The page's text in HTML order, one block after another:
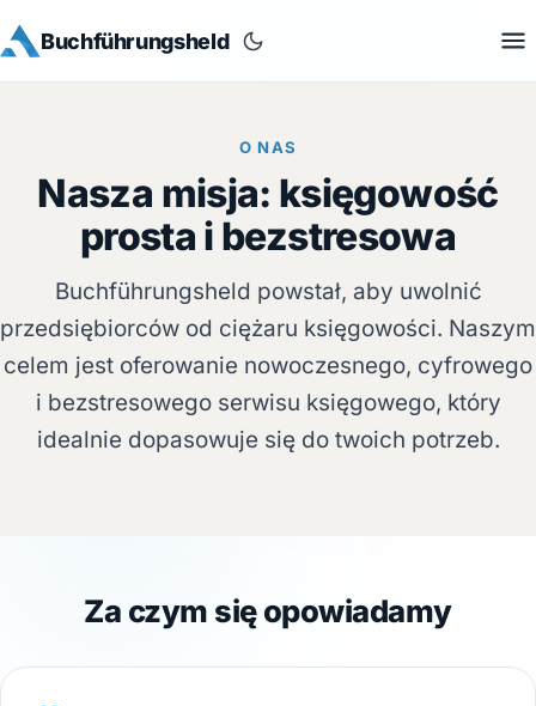
Buchführungsheld
O NAS
Nasza misja: księgowość
prosta i bezstresowa
Buchführungsheld powstał, aby uwolnić
przedsiębiorców od ciężaru księgowości. Naszym
celem jest oferowanie nowoczesnego, cyfrowego
i bezstresowego serwisu księgowego, który
idealnie dopasowuje się do twoich potrzeb.
Za czym się opowiadamy